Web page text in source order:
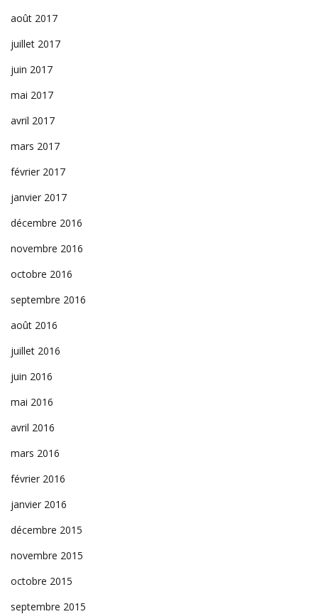
août 2017
juillet 2017
juin 2017
mai 2017
avril 2017
mars 2017
février 2017
janvier 2017
décembre 2016
novembre 2016
octobre 2016
septembre 2016
août 2016
juillet 2016
juin 2016
mai 2016
avril 2016
mars 2016
février 2016
janvier 2016
décembre 2015
novembre 2015
octobre 2015
septembre 2015